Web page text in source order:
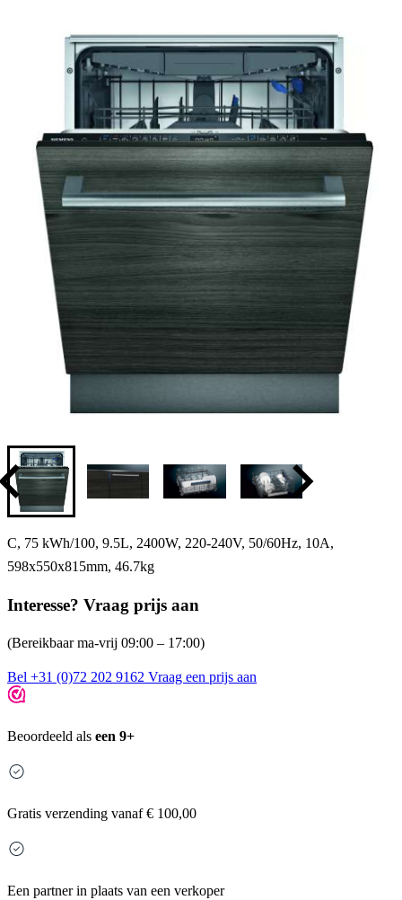
C, 75 kWh/100, 9.5L, 2400W, 220-240V, 50/60Hz, 10A,
598x550x815mm, 46.7kg
Interesse? Vraag prijs aan
(Bereikbaar ma-vrij 09:00 – 17:00)
Bel +31 (0)72 202 9162 Vraag een prijs aan
Beoordeeld als een 9+
Gratis verzending vanaf € 100,00
Een partner in plaats van een verkoper